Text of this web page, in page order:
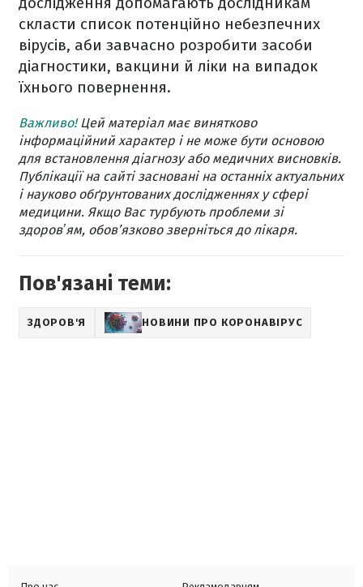
скласти список потенційно небезпечних
вірусів, аби завчасно розробити засоби
діагностики, вакцини й ліки на випадок
їхнього повернення.
Важливо!Цей матеріал має винятково
інформаційний характер і не може бути основою
для встановлення діагнозу або медичних висновків.
Публікації на сайті засновані на останніх актуальних
і науково обґрунтованих дослідженнях у сфері
медицини. Якщо Вас турбують проблеми зі
здоровʼям, обов’язково зверніться до лікаря.
Пов'язані теми:
ЗДОРОВ'Я НОВИНИ ПРО КОРОНАВІРУС